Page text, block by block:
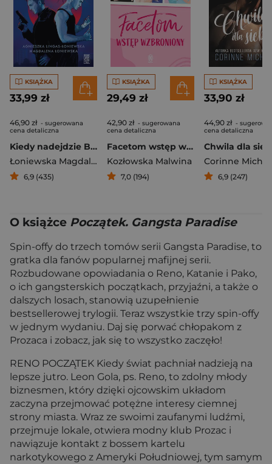
KSIĄŻKA
33,99 zł
46,90 zł - sugerowana
cena detaliczna
Kiedy nadejdzie Burza
Łoniewska Magdalena
6,9 (435)
KSIĄŻKA
29,49 zł
42,90 zł - sugerowana
cena detaliczna
Facetom wstęp wzbroniony
Kozłowska Malwina
7,0 (194)
KSIĄŻKA
33,90 zł
44,90 zł -
cena detaliczna
Chwila dla
Corinne
6,9 (247)
O książce Początek. Gangsta Paradise
Spin-offy do trzech tomów serii Gangsta Paradise, to
gratka dla fanów popularnej mafijnej serii.
Rozbudowane opowiadania o Reno, Katanie i Pako,
o ich gangsterskich początkach, przyjaźni, a także o
dalszych losach, stanowią uzupełnienie
bestsellerowej trylogii. Teraz wszystkie trzy spin-offy
w jednym wydaniu. Daj się porwać chłopakom z
Prozaca i zobacz, jak się to wszystko zaczęło!
RENO POCZĄTEK Kiedy świat pachniał nadzieją na
lepsze jutro. Leon Gola, ps. Reno, to zdolny młody
biznesmen, który dzięki ojcowskim układom
zaczyna przejmować potężne interesy ciemnej
strony miasta. Wraz ze swoimi zaufanymi ludźmi,
przejmuje lokale, otwiera modny klub Prozac i
nawiązuje kontakt z bossem kartelu
narkotykowego z Ameryki Południowej, tym samym